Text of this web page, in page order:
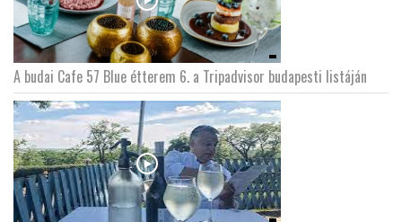
A budai Cafe 57 Blue étterem 6. a Tripadvisor budapesti listáján